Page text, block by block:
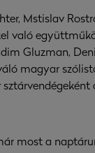
Mstislav
való
Gluzman,
magyar
most a